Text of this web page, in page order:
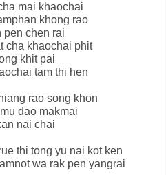
mai khaochai
khong rao
pen chen rai
cha khaochai phit
khit pai
tam thi hen
rao song khon
dao makmai
nai chai
thi tong yu nai kot ken
wa rak pen yangrai